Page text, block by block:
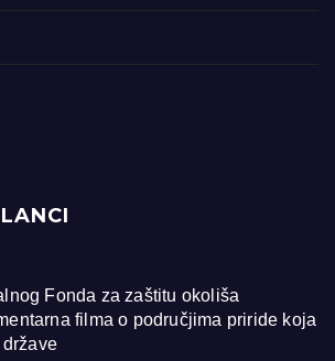
Fonda za zaštitu okoliša
filma o područjima priride koja